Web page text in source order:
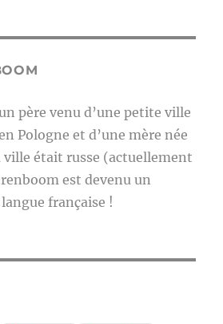
père venu d’une petite ville
Pologne et d’une mère née
ville était russe (actuellement
est devenu un
française !